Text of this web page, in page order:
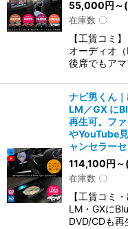
55,000円 ～
在庫数 〇
【工賃コミ
オーディオ
後席でもア
ナビ男くん
LM／GX に
再生可。フ
やYouTube
ャンセラー
114,100円 ～
在庫数 〇
【工賃コミ
LM・GXに
DVD/CDも